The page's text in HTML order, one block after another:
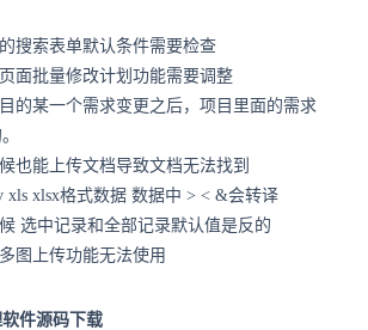
搜索表单默认条件需要检查
面批量修改计划功能需要调整
的某一个需求变更之后，项目里面的需求
也能上传文档导致文档无法找到
xls xlsx格式数据 数据中 > < &会转译
选中记录和全部记录默认值是反的
图上传功能无法使用
件源码下载